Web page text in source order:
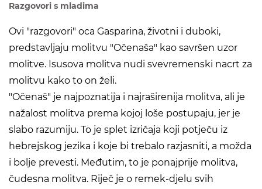
Razgovori s mladima
Ovi "razgovori" oca Gasparina, životni i duboki,
predstavljaju molitvu "Očenaša" kao savršen uzor
molitve. Isusova molitva nudi svevremenski nacrt za
molitvu kako to on želi.
"Očenaš" je najpoznatija i najraširenija molitva, ali je
nažalost molitva prema kojoj loše postupaju, jer je
slabo razumiju. To je splet izričaja koji potječu iz
hebrejskog jezika i koje bi trebalo razjasniti, a možda
i bolje prevesti. Međutim, to je ponajprije molitva,
čudesna molitva. Riječ je o remek-djelu svih